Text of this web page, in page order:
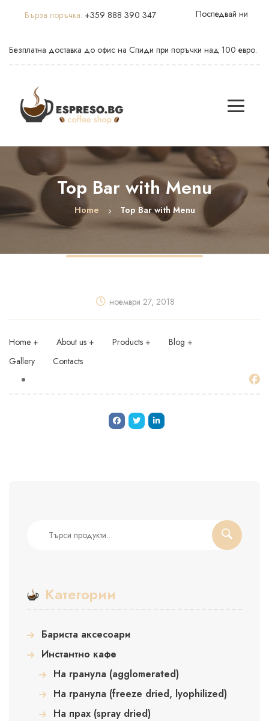
Бърза поръчка: +359 888 390 347 Последвай ни
Безплатна доставка до офис на Спиди при поръчки над 100 евро.
Top Bar with Menu
Home Top Bar with Menu
ноември 27, 2018
Home About us Products
Blog
Gallery
Contacts
Категории
Бариста аксесоари
Инстантно кафе
На гранула (agglomerated)
На гранула (freeze dried, lyophilized)
На прах (spray dried)